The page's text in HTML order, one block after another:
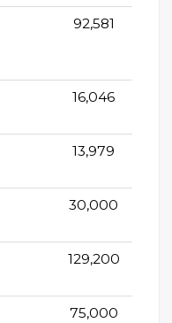
92,581
16,046
13,979
30,000
129,200
75,000